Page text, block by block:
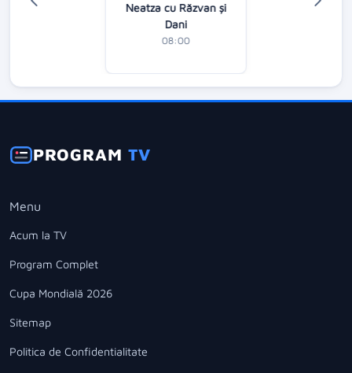
Neatza cu Răzvan şi
Dani
08:00
PROGRAMTV
Menu
Acum la TV
Program Complet
Cupa Mondială 2026
Sitemap
Politica de Confidentialitate